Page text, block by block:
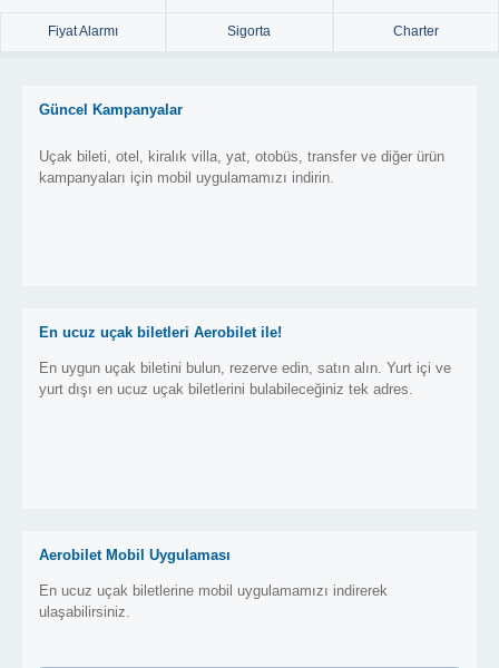
Fiyat Alarmı Sigorta Charter
Güncel Kampanyalar
Uçak bileti, otel, kiralık villa, yat, otobüs, transfer ve diğer ürün
kampanyaları için mobil uygulamamızı indirin.
En ucuz uçak biletleri Aerobilet ile!
En uygun uçak biletini bulun, rezerve edin, satın alın. Yurt içi ve
yurt dışı en ucuz uçak biletlerini bulabileceğiniz tek adres.
Aerobilet Mobil Uygulaması
En ucuz uçak biletlerine mobil uygulamamızı indirerek
ulaşabilirsiniz.